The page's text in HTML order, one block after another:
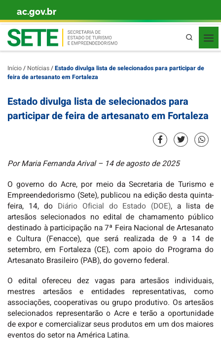
Skip to content
ac.gov.br
Pesquisa
Início/ Notícias/Estado divulga lista de selecionados para participar de
feira de artesanato em Fortaleza
Estado divulga lista de selecionados para
participar de feira de artesanato em Fortaleza
Por Maria Fernanda Arival – 14 de agosto de 2025
O governo do Acre, por meio da Secretaria de Turismo e
Empreendedorismo (Sete), publicou na edição desta quinta-
feira, 14, do Diário Oficial do Estado (DOE), a lista de
artesãos selecionados no edital de chamamento público
destinado à participação na 7ª Feira Nacional de Artesanato
e Cultura (Fenacce), que será realizada de 9 a 14 de
setembro, em Fortaleza (CE), com apoio do Programa do
Artesanato Brasileiro (PAB), do governo federal.
O edital ofereceu dez vagas para artesãos individuais,
mestres artesãos e entidades representativas, como
associações, cooperativas ou grupo produtivo. Os artesãos
selecionados representarão o Acre e terão a oportunidade
de expor e comercializar seus produtos em um dos maiores
eventos do setor na América Latina.